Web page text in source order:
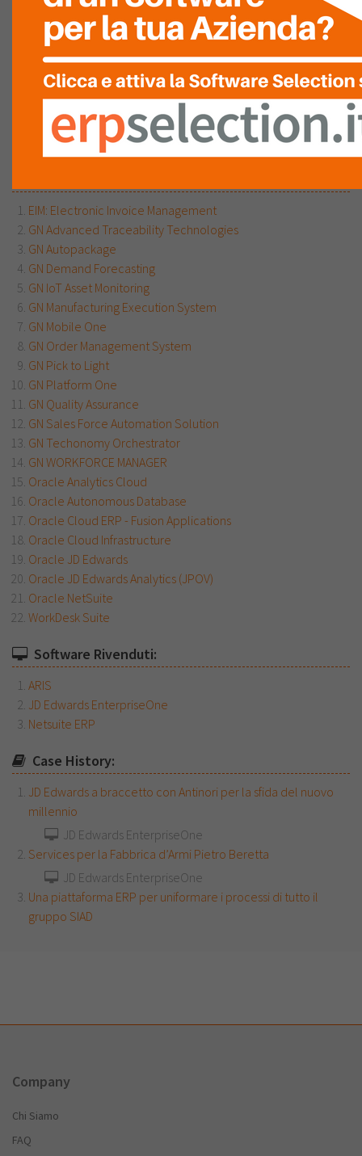
Vedi la mappa
Consulente Installatore Produttore Rivenditore
Posizione in classifica:66o
EIM: Electronic Invoice Management
GN Advanced Traceability Technologies
GN Autopackage
GN Demand Forecasting
GN IoT Asset Monitoring
GN Manufacturing Execution System
GN Mobile One
GN Order Management System
GN Pick to Light
GN Platform One
GN Quality Assurance
GN Sales Force Automation Solution
GN Techonomy Orchestrator
GN WORKFORCE MANAGER
Oracle Analytics Cloud
Oracle Autonomous Database
Oracle Cloud ERP - Fusion Applications
Oracle Cloud Infrastructure
Oracle JD Edwards
Oracle JD Edwards Analytics (JPOV)
Oracle NetSuite
WorkDesk Suite
Software Rivenduti:
ARIS
JD Edwards EnterpriseOne
Netsuite ERP
Case History:
JD Edwards a braccetto con Antinori per la sfida del nuovo
millennio
JD Edwards EnterpriseOne
Services per la Fabbrica d’Armi Pietro Beretta
JD Edwards EnterpriseOne
Una piattaforma ERP per uniformare i processi di tutto il
gruppo SIAD
Company
Chi Siamo
FAQ